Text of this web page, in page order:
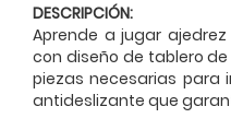
DESCRIPCIÓN:
Aprende a jugar
con diseño de tablero
piezas necesarias para
antideslizante que